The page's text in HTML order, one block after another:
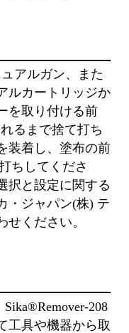
アルガン、また
ルカートリッジか
を取り付ける前
るまで捨て打ち
装着し、塗布の前
ちしてくださ
択と設定に関する
・ジャパン(株) テ
ください。
208
⼯具や機器から取